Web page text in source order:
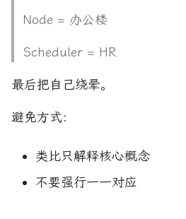
Node = 办公楼
Scheduler = HR
最后把自己绕晕。
避免方式：
类比只解释核心概念
不要强行一一对应